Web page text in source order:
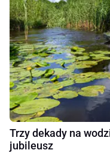
Trzy dekady na
jubileusz